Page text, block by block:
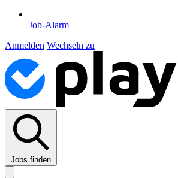
Job-Alarm
Anmelden Wechseln zu
Jobs finden